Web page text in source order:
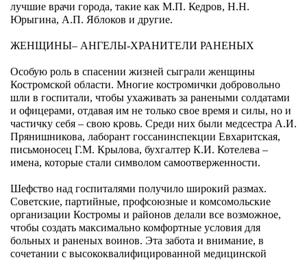
лучшие врачи города, такие как М.П. Кедров, Н.Н.
Юрыгина, А.П. Яблоков и другие.
ЖЕНЩИНЫ– АНГЕЛЫ-ХРАНИТЕЛИ РАНЕНЫХ
Особую роль в спасении жизней сыграли женщины
Костромской области. Многие костромички добровольно
шли в госпитали, чтобы ухаживать за ранеными солдатами
и офицерами, отдавая им не только свое время и силы, но и
частичку себя – свою кровь. Среди них были медсестра А.И.
Прянишникова, лаборант госсанинспекции Евхаритская,
письмоносец Г.М. Крылова, бухгалтер К.И. Котелева –
имена, которые стали символом самоотверженности.
Шефство над госпиталями получило широкий размах.
Советские, партийные, профсоюзные и комсомольские
организации Костромы и районов делали все возможное,
чтобы создать максимально комфортные условия для
больных и раненых воинов. Эта забота и внимание, в
сочетании с высококвалифицированной медицинской